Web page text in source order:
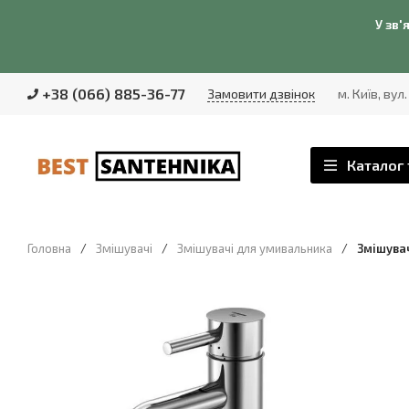
У
+38 (066) 885-36-77 Замовити дзвінок м. Київ,
Каталог
Головна / Змішувачі / Змішувачі для умивальника /